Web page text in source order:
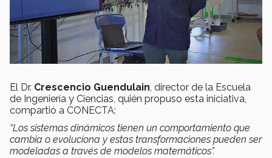
El Dr. Crescencio Guendulain , director de la Escuela
de Ingeniería y Ciencias, quién propuso esta iniciativa,
compartió a CONECTA:
“Los sistemas dinámicos tienen un comportamiento que
cambia o evoluciona y estas transformaciones pueden ser
modeladas a través de modelos matemáticos”.